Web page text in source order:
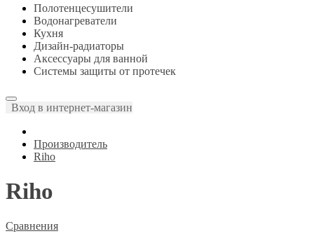
Полотенцесушители
Водонагреватели
Кухня
Дизайн-радиаторы
Аксессуары для ванной
Системы защиты от протечек
Вход в интернет-магазин
Производитель
Riho
Riho
Сравнения